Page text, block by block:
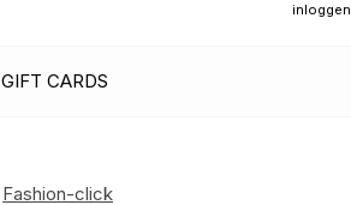
GIFT CARDS
inloggen
Fashion-click